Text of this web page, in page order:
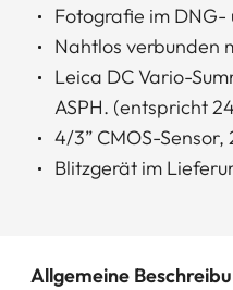
Fotografie im
Nahtlos verbunden
Leica DC Vario-
ASPH. (entspricht
4/3” CMOS-Sensor,
Blitzgerät im
Allgemeine